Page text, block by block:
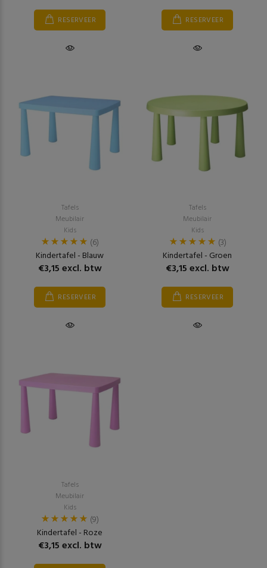
RESERVEER RESERVEER
Tafels
Meubilair
Kids
(6)
Kindertafel - Blauw
€3,15 excl. btw
RESERVEER
Tafels
Meubilair
Kids
(3)
Kindertafel - Groen
€3,15 excl. btw
RESERVEER
Tafels
Meubilair
Kids
(9)
Kindertafel - Roze
€3,15 excl. btw